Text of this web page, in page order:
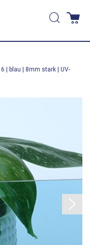
Suche
| blau | 8mm stark | UV-